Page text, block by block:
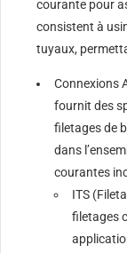
courante pour
consistent à
tuyaux,
Connexions
fournit des
filetages de
dans
courantes
ITS
filetages